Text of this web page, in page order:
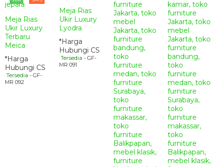
Meja Rias
Ukir Luxury
Terbaru
Meica
*Harga
Hubungi CS
Tersedia - GF-
MR 092
Meja Rias
Ukir Luxury
Lyodra
*Harga
Hubungi CS
Tersedia - GF-
MR 091